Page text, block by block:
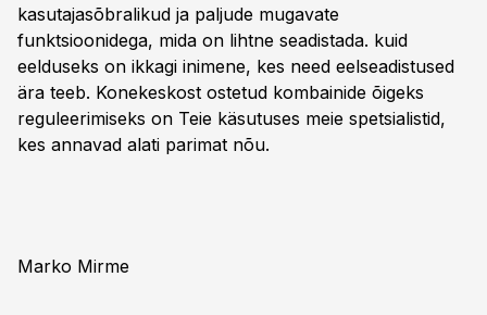
kasutajasõbralikud ja paljude mugavate
funktsioonidega, mida on lihtne seadistada. kuid
eelduseks on ikkagi inimene, kes need eelseadistused
ära teeb. Konekeskost ostetud kombainide õigeks
reguleerimiseks on Teie käsutuses meie spetsialistid,
kes annavad alati parimat nõu.
Marko Mirme